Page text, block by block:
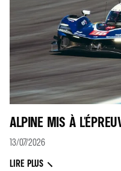
ALPINE MIS À
13/07/2026
LIRE PLUS